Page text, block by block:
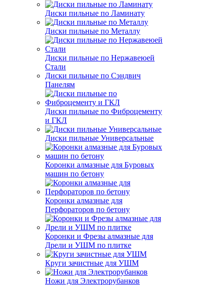
Диски пильные по Ламинату
Диски пильные по Металлу
Диски пильные по Нержавеюей
Стали
Диски пильные по Сэндвич
Панелям
Диски пильные по Фиброцементу
и ГКЛ
Диски пильные Универсальные
Коронки алмазные для Буровых
машин по бетону
Коронки алмазные для
Перфораторов по бетону
Коронки и Фрезы алмазные для
Дрели и УШМ по плитке
Круги зачистные для УШМ
Ножи для Электрорубанков